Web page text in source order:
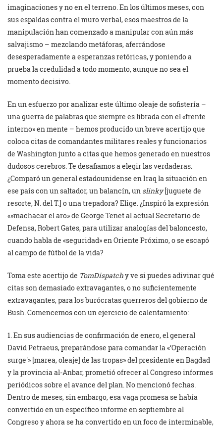
imaginaciones y no en el terreno. En los últimos meses, con
sus espaldas contra el muro verbal, esos maestros de la
manipulación han comenzado a manipular con aún más
salvajismo – mezclando metáforas, aferrándose
desesperadamente a esperanzas retóricas, y poniendo a
prueba la credulidad a todo momento, aunque no sea el
momento decisivo.
En un esfuerzo por analizar este último oleaje de sofistería –
una guerra de palabras que siempre es librada con el «frente
interno» en mente – hemos producido un breve acertijo que
coloca citas de comandantes militares reales y funcionarios
de Washington junto a citas que hemos generado en nuestros
dudosos cerebros. Te desafiamos a elegir las verdaderas.
¿Comparó un general estadounidense en Iraq la situación en
ese país con un saltador, un balancín, un slinky[juguete de
resorte, N. del T.] o una trepadora? Elige. ¿Inspiró la expresión
«»machacar el aro» de George Tenet al actual Secretario de
Defensa, Robert Gates, para utilizar analogías del baloncesto,
cuando habla de «seguridad» en Oriente Próximo, o se escapó
al campo de fútbol de la vida?
Toma este acertijo de TomDispatchy ve si puedes adivinar qué
citas son demasiado extravagantes, o no suficientemente
extravagantes, para los burócratas guerreros del gobierno de
Bush. Comencemos con un ejercicio de calentamiento:
1. En sus audiencias de confirmación de enero, el general
David Petraeus, preparándose para comandar la «‘Operación
surge'» [marea, oleaje] de las tropas» del presidente en Bagdad
y la provincia al-Anbar, prometió ofrecer al Congreso informes
periódicos sobre el avance del plan. No mencionó fechas.
Dentro de meses, sin embargo, esa vaga promesa se había
convertido en un específico informe en septiembre al
Congreso y ahora se ha convertido en un foco de interminable,